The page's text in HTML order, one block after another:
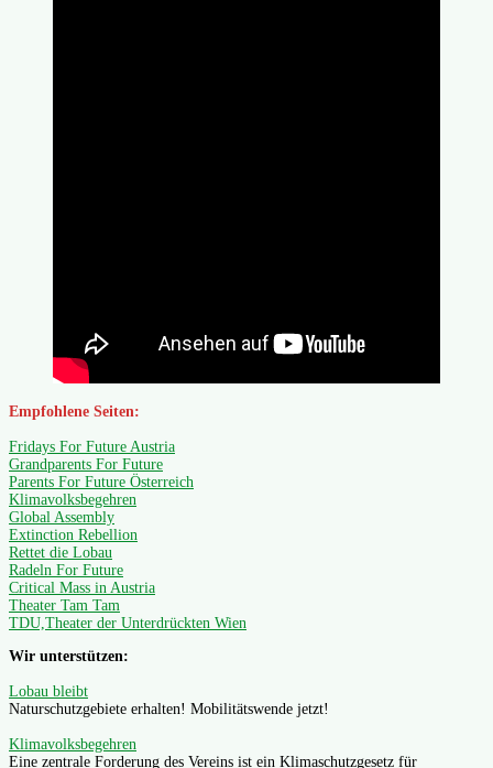
Empfohlene Seiten:
Fridays For Future Austria
Grandparents For Future
Parents For Future Österreich
Klimavolksbegehren
Global Assembly
Extinction Rebellion
Rettet die Lobau
Radeln For Future
Critical Mass in Austria
Theater Tam Tam
TDU,Theater der Unterdrückten Wien
Wir unterstützen:
Lobau bleibt
Naturschutzgebiete erhalten! Mobilitätswende jetzt!
Klimavolksbegehren
Eine zentrale Forderung des Vereins ist ein Klimaschutzgesetz für